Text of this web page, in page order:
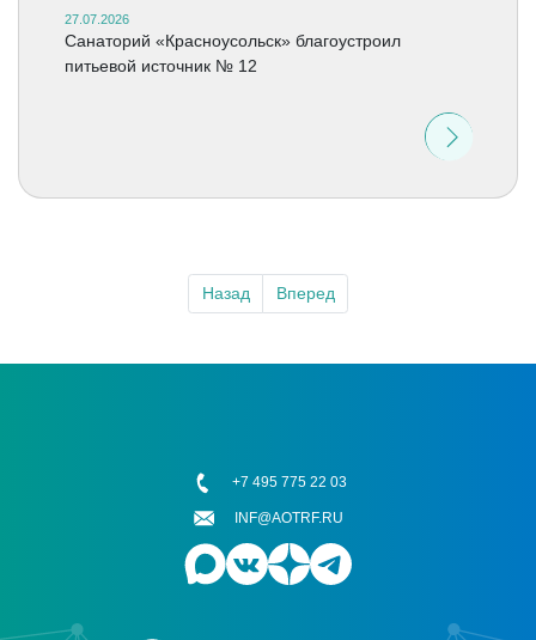
27.07.2026
Санаторий «Красноусольск» благоустроил
питьевой источник № 12
Назад Вперед
+7 495 775 22 03
INF@AOTRF.RU